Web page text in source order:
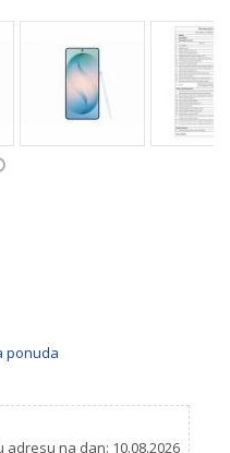
ponuda
na dan: 10.08.2026